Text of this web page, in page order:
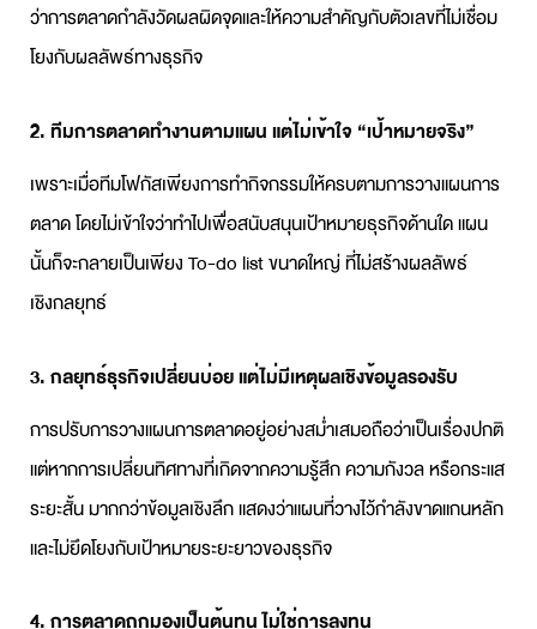
ว่าการตลาดกำลังวัดผลผิดจุดและให้ความสำคัญกับตัวเลขที่ไม่เชื่อม
โยงกับผลลัพธ์ทางธุรกิจ
2. ทีมการตลาดทำงานตามแผน แต่ไม่เข้าใจ “เป้าหมายจริง”
เพราะเมื่อทีมโฟกัสเพียงการทำกิจกรรมให้ครบตามการวางแผนการ
ตลาดโดยไม่เข้าใจว่าทำไปเพื่อสนับสนุนเป้าหมายธุรกิจด้านใด แผน
นั้นก็จะกลายเป็นเพียง To-do list ขนาดใหญ่ ที่ไม่สร้างผลลัพธ์
เชิงกลยุทธ์
3.กลยุทธ์ธุรกิจเปลี่ยนบ่อย แต่ไม่มีเหตุผลเชิงข้อมูลรองรับ
การปรับการวางแผนการตลาดอยู่อย่างสม่ำเสมอถือว่าเป็นเรื่องปกติ
แต่หากการเปลี่ยนทิศทางที่เกิดจากความรู้สึก ความกังวล หรือกระแส
ระยะสั้น มากกว่าข้อมูลเชิงลึก แสดงว่าแผนที่วางไว้กำลังขาดแกนหลัก
และไม่ยึดโยงกับเป้าหมายระยะยาวของธุรกิจ
4. การตลาดถูกมองเป็นต้นทุน ไม่ใช่การลงทุน